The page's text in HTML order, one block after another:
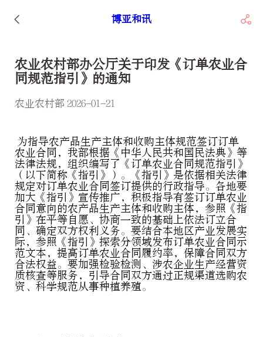
博亚和讯
农业农村部办公厅关于印发《订单农业合
同规范指引》的通知
农业农村部 2026-01-21
为指导农产品生产主体和收购主体规范签订订单
农业合同，我部根据《中华人民共和国民法典》等
法律法规，组织编写了《订单农业合同规范指引》
（以下简称《指引》）。《指引》是依据相关法律
规定对订单农业合同签订提供的行政指导。各地要
加大《指引》宣传推广，积极指导有签订订单农业
合同意向的农产品生产主体和收购主体，参照《指
引》在平等自愿、协商一致的基础上依法订立合
同、确定双方权利义务。要结合本地区产业发展实
际，参照《指引》探索分领域发布订单农业合同示
范文本，提高订单农业合同履约率，保障合同双方
合法权益。要加强检验检测、涉农企业生产经营资
质核查等服务，引导合同双方通过正规渠道选购农
资、科学规范从事种植养殖。